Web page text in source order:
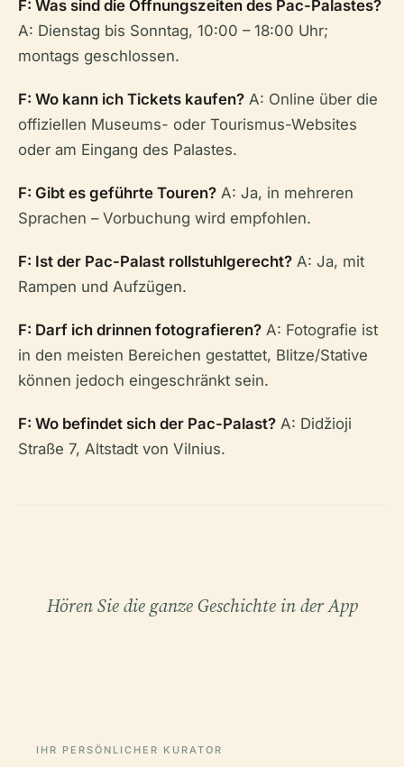
F: Was sind die Öffnungszeiten des Pac-Palastes?
A: Dienstag bis Sonntag, 10:00 – 18:00 Uhr;
montags geschlossen.
F: Wo kann ich Tickets kaufen? A: Online über die
offiziellen Museums- oder Tourismus-Websites
oder am Eingang des Palastes.
F: Gibt es geführte Touren? A: Ja, in mehreren
Sprachen – Vorbuchung wird empfohlen.
F: Ist der Pac-Palast rollstuhlgerecht? A: Ja, mit
Rampen und Aufzügen.
F: Darf ich drinnen fotografieren? A: Fotografie ist
in den meisten Bereichen gestattet, Blitze/Stative
können jedoch eingeschränkt sein.
F: Wo befindet sich der Pac-Palast? A: Didžioji
Straße 7, Altstadt von Vilnius.
Hören Sie die ganze Geschichte in der App
IHR PERSÖNLICHER KURATOR